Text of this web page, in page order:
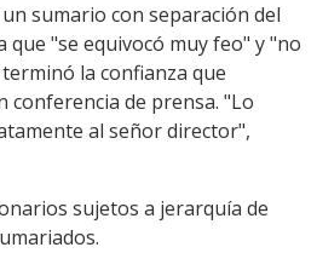
sumario con separación del
que "se equivocó muy feo" y "no
la confianza que
conferencia de prensa. "Lo
al señor director",
sujetos a jerarquía de